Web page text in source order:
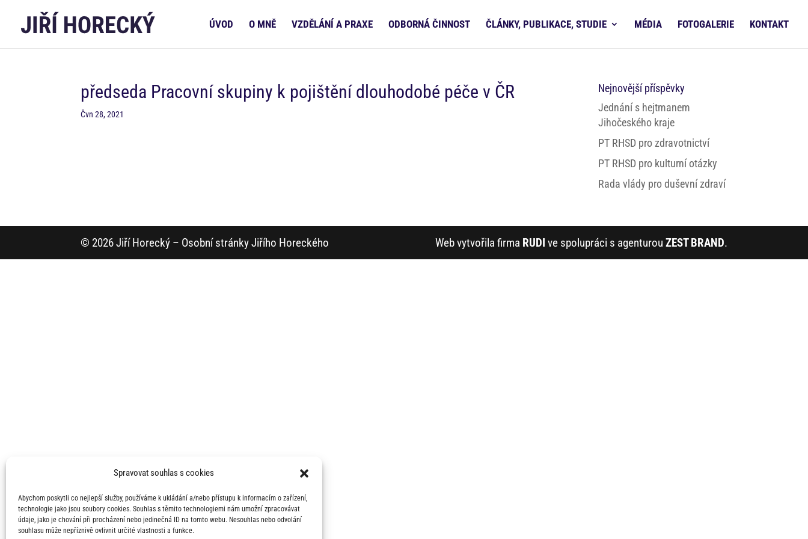
Spravovat souhlas s cookies
Abychom poskytli co nejlepší služby, používáme k ukládání a/nebo přístupu k informacím o zařízení,
technologie jako jsou soubory cookies. Souhlas s těmito technologiemi nám umožní zpracovávat
údaje, jako je chování při procházení nebo jedinečná ID na tomto webu. Nesouhlas nebo odvolání
souhlasu může nepříznivě ovlivnit určité vlastnosti a funkce.
ÚVOD O MNĚ VZDĚLÁNÍ A PRAXE ODBORNÁ ČINNOST ČLÁNKY, PUBLIKACE, STUDIE MÉDIA FOTOGALERIE KONTAKT
předseda Pracovní skupiny k pojištění dlouhodobé péče v ČR
Čvn 28, 2021
Nejnovější příspěvky
Jednání s hejtmanem
Jihočeského kraje
PT RHSD pro zdravotnictví
PT RHSD pro kulturní otázky
Rada vlády pro duševní zdraví
© 2026 Jiří Horecký – Osobní stránky Jiřího Horeckého Web vytvořila firma RUDI ve spolupráci s agenturou ZEST BRAND.